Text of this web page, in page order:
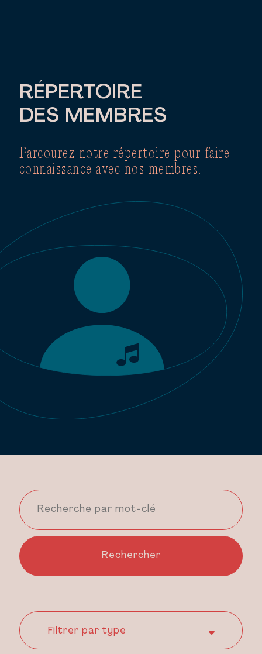
RÉPERTOIRE
DES MEMBRES
Parcourez notre répertoire pour faire
connaissance avec nos membres.